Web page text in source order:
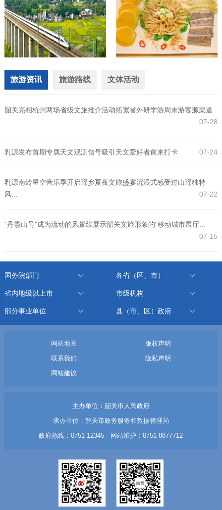
旅游资讯 旅游路线 文体活动
韶关亮相杭州两场省级文旅推介活动拓宽省外研学游周末游客源渠道
07-28
乳源发布首期专属天文观测信号吸引天文爱好者前来打卡 07-24
乳源南岭星空音乐季开启瑶乡夏夜文旅盛宴沉浸式感受过山瑶独特
风...
07-22
“丹霞山号”成为流动的风景线展示韶关文旅形象的“移动城市展厅...
07-15
国务院部门 各省（区、市）
省内地级以上市 市级机构
部分事业单位 县（市、区）政府
网站地图
版权声明
联系我们
隐私声明
网站建议
主办单位：韶关市人民政府
承办单位：韶关市政务服务和数据管理局
政府热线：0751-12345 网站维护：0751-8877712